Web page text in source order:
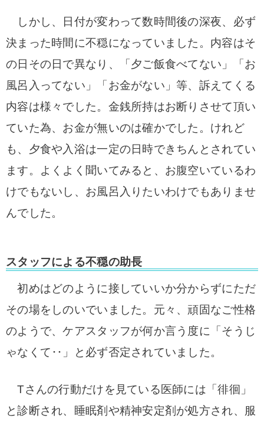
しかし、日付が変わって数時間後の深夜、必ず
決まった時間に不穏になっていました。内容はそ
の日その日で異なり、「夕ご飯食べてない」「お
風呂入ってない」「お金がない」等、訴えてくる
内容は様々でした。金銭所持はお断りさせて頂い
ていた為、お金が無いのは確かでした。けれど
も、夕食や入浴は一定の日時できちんとされてい
ます。よくよく聞いてみると、お腹空いているわ
けでもないし、お風呂入りたいわけでもありませ
んでした。
スタッフによる不穏の助長
初めはどのように接していいか分からずにただ
その場をしのいでいました。元々、頑固なご性格
のようで、ケアスタッフが何か言う度に「そうじ
ゃなくて‥」と必ず否定されていました。
Tさんの行動だけを見ている医師には「徘徊」
と診断され、睡眠剤や精神安定剤が処方され、服